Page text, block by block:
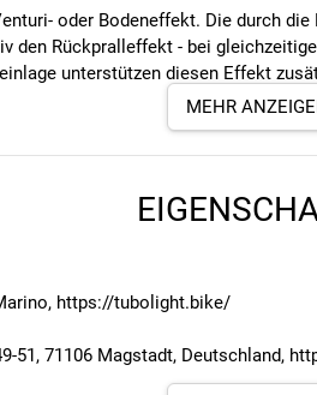
oder Bodeneffekt. Die durch
Rückpralleffekt - bei
unterstützen diesen Effekt
Dual Ply-Reifen entwickelt
Tubolight Tubeless-Ventilen
befindlichen Dichtungsmitteln
Reifens auf dem Untergrund durch
Fahrverhalten
MEHR
https://tubolight.bike/
51, 71106 Magstadt, Deutschland,